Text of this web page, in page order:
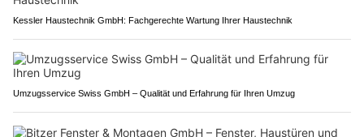
Kessler Haustechnik GmbH: Fachgerechte Wartung Ihrer Haustechnik
Umzugsservice Swiss GmbH – Qualität und Erfahrung für Ihren Umzug